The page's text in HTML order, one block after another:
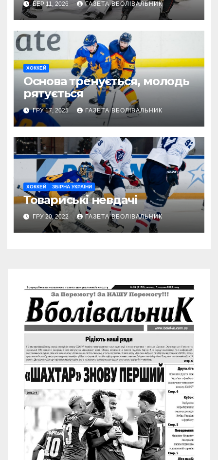
БЕР 11, 2026 ГАЗЕТА ВБОЛІВАЛЬНИК
ХОККЕЙ
Основа тренується, молодь
рятується
ГРУ 17, 2025 ГАЗЕТА ВБОЛІВАЛЬНИК
ХОККЕЙ ЗБІРНА УКРАЇНИ
Товариські невдачі
ГРУ 20, 2022 ГАЗЕТА ВБОЛІВАЛЬНИК